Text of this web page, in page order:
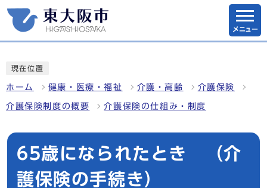
メニュー
現在位置
ホーム 健康・医療・福祉 介護・高齢 介護保険
介護保険制度の概要 介護保険の仕組み・制度
65歳になられたとき （介
護保険の手続き）